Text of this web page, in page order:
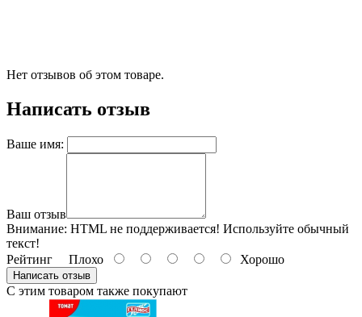
Нет отзывов об этом товаре.
Написать отзыв
Ваше имя:
Ваш отзыв
Внимание: HTML не поддерживается! Используйте обычный
текст!
Рейтинг Плохо Хорошо
Написать отзыв
С этим товаром также покупают